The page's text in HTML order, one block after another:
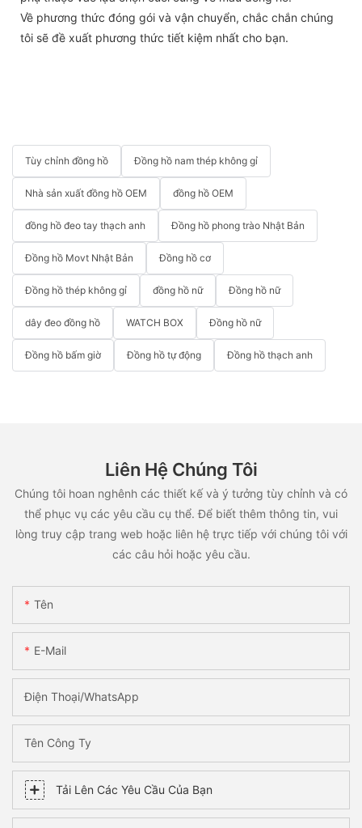
Về phương thức đóng gói và vận chuyển, chắc chắn chúng
tôi sẽ đề xuất phương thức tiết kiệm nhất cho bạn.
Tùy chỉnh đồng hồ Đồng hồ nam thép không gỉ
Nhà sản xuất đồng hồ OEM đồng hồ OEM
đồng hồ đeo tay thạch anh Đồng hồ phong trào Nhật Bản
Đồng hồ Movt Nhật Bản Đồng hồ cơ
Đồng hồ thép không gỉ đồng hồ nữ Đồng hồ nữ
dây đeo đồng hồ WATCH BOX Đồng hồ nữ
Đồng hồ bấm giờ Đồng hồ tự động Đồng hồ thạch anh
Liên Hệ Chúng Tôi
Chúng tôi hoan nghênh các thiết kế và ý tưởng tùy chỉnh và có
thể phục vụ các yêu cầu cụ thể. Để biết thêm thông tin, vui
lòng truy cập trang web hoặc liên hệ trực tiếp với chúng tôi với
các câu hỏi hoặc yêu cầu.
Tên
E-Mail
Điện Thoại/WhatsApp
Tên Công Ty
Tải Lên Các Yêu Cầu Của Bạn